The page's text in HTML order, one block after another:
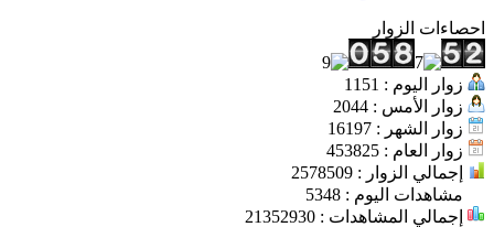
احصاءات الزوار
زوار اليوم : 1151
زوار الأمس : 2044
زوار الشهر : 16197
زوار العام : 453825
إجمالي الزوار : 2578509
مشاهدات اليوم : 5348
إجمالي المشاهدات : 21352930